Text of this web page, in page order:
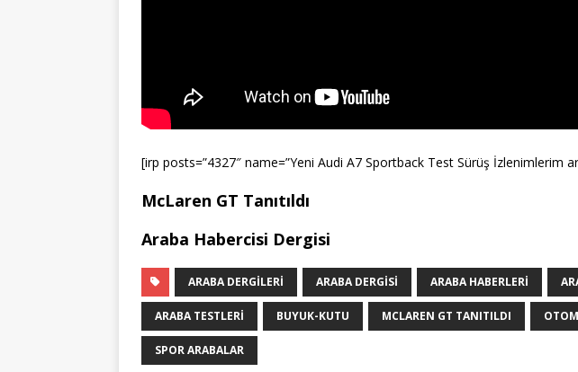
[irp posts=”4327″ name=”Yeni Audi A7 Sportback Test Sürüş İzlenimlerim
McLaren GT Tanıtıldı
Araba Habercisi Dergisi
ARABA DERGILERI ARABA DERGISI ARABA HABERLERI
ARABA TESTLERI BUYUK-KUTU MCLAREN GT TANITILDI
SPOR ARABALAR